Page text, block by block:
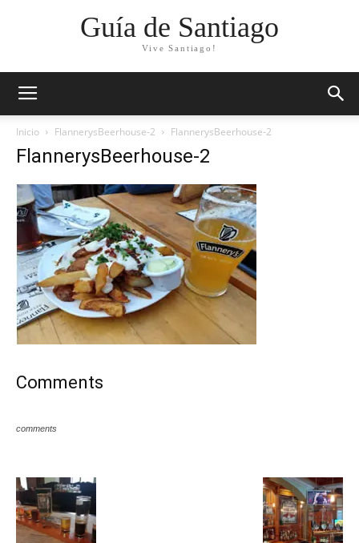
Guía de Santiago
Vive Santiago!
Inicio FlannerysBeerhouse-2 FlannerysBeerhouse-2
FlannerysBeerhouse-2
Comments
comments